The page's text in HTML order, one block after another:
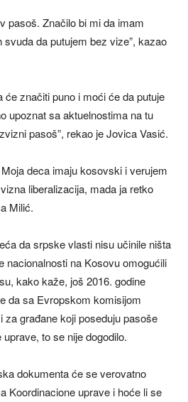
pasoš. Značilo bi mi da imam
da putujem bez vize”, kazao
će značiti puno i moći će da putuje
upoznat sa aktuelnostima na tu
pasoš”, rekao je Jovica Vasić.
deca imaju kosovski i verujem
liberalizacija, mada ja retko
Milić.
da srpske vlasti nisu učinile ništa
nacionalnosti na Kosovu omogućili
kako kaže, još 2016. godine
da sa Evropskom komisijom
građane koji poseduju pasoše
to se nije dogodilo.
dokumenta će se verovatno
Koordinacione uprave i hoće li se